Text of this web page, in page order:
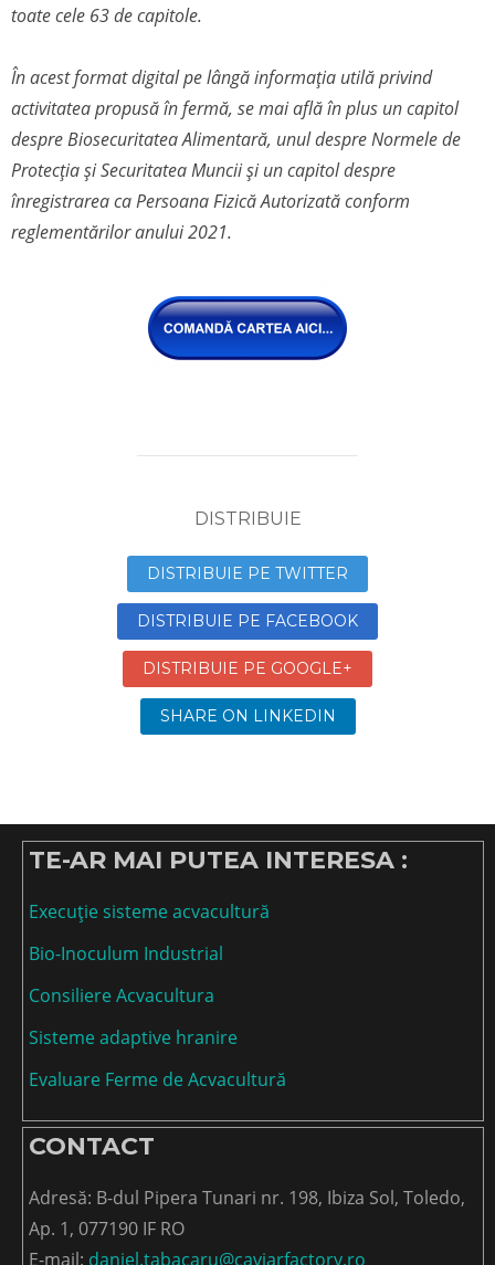
toate cele 63 de capitole.
În acest format digital pe lângă informația utilă privind
activitatea propusă în fermă, se mai află în plus un capitol
despre Biosecuritatea Alimentară, unul despre Normele de
Protecția și Securitatea Muncii și un capitol despre
înregistrarea ca Persoana Fizică Autorizată conform
reglementărilor anului 2021.
DISTRIBUIE
DISTRIBUIE PE TWITTER
DISTRIBUIE PE FACEBOOK
DISTRIBUIE PE GOOGLE+
SHARE ON LINKEDIN
TE-AR MAI PUTEA INTERESA :
Execuție sisteme acvacultură
Bio-Inoculum Industrial
Consiliere Acvacultura
Sisteme adaptive hranire
Evaluare Ferme de Acvacultură
CONTACT
Adresă: B-dul Pipera Tunari nr. 198, Ibiza Sol, Toledo,
Ap. 1, 077190 IF RO
E-mail: daniel.tabacaru@caviarfactory.ro